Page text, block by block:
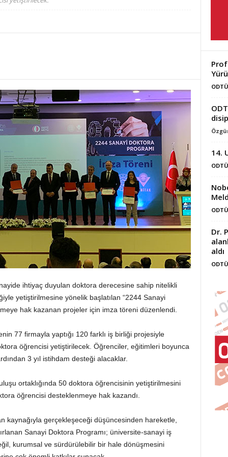
ihtiyaç duyulan doktora derecesine sahip nitelikli
yetiştirilmesine yönelik başlatılan “2244 Sanayi
hak kazanan projeler için imza töreni düzenlendi.
77 firmayla yaptığı 120 farklı iş birliği projesiyle
öğrencisi yetiştirilecek. Öğrenciler, eğitimleri boyunca
3 yıl istihdam desteği alacaklar.
ortaklığında 50 doktora öğrencisinin yetiştirilmesini
öğrencisi desteklenmeye hak kazandı.
kaynağıyla gerçekleşeceği düşüncesinden hareketle,
Sanayi Doktora Programı; üniversite-sanayi iş
kurumsal ve sürdürülebilir bir hale dönüşmesini
14.
Dr.
aldı